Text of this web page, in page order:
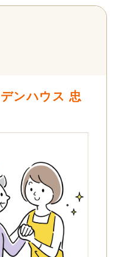
ンハウス 忠